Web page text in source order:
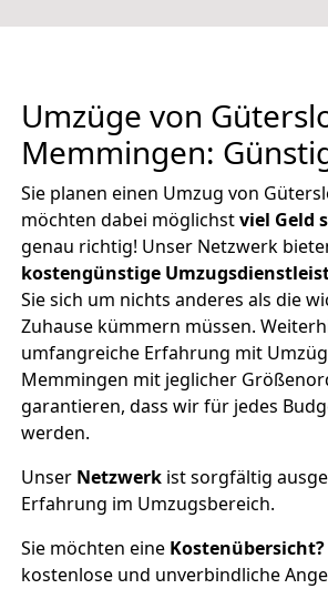
Umzüge von
Memmingen:
Sie planen einen Umzug von
möchten dabei möglichstviel Geld
genau richtig! Unser Netzwerk
kostengünstige
Sie sich um nichts anderes als die
Zuhause kümmern müssen.
umfangreiche Erfahrung mit
Memmingen mit jeglicher
garantieren, dass wir für jedes
werden.
Unser Netzwerk ist sorgfältig
Erfahrung im Umzugsbereich.
Sie möchten eine Kostenübersicht?
kostenlose und unverbindliche